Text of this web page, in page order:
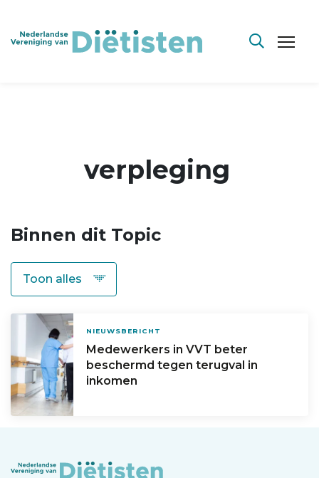
verpleging
Binnen dit Topic
NIEUWSBERICHT
Medewerkers in VVT beter
beschermd tegen terugval in
inkomen